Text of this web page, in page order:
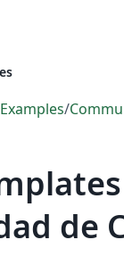
Examples/
de